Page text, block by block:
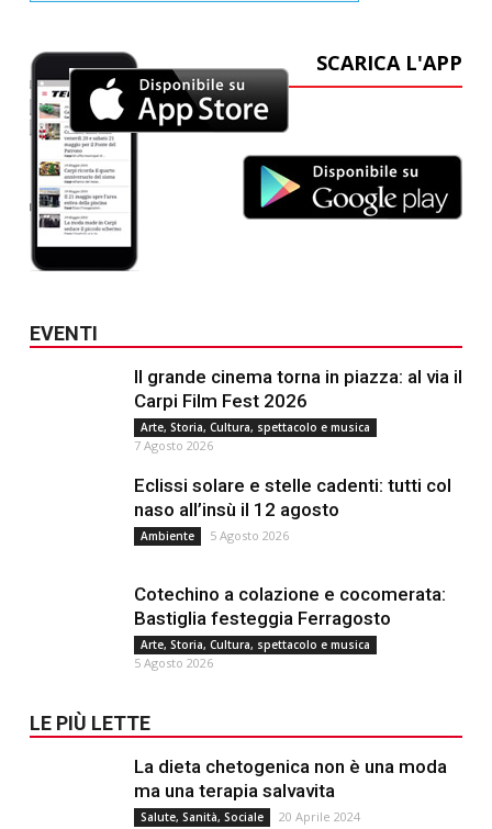
SCARICA L'APP
EVENTI
Il grande cinema torna in piazza: al via il
Carpi Film Fest 2026
Arte, Storia, Cultura, spettacolo e musica
7 Agosto 2026
Eclissi solare e stelle cadenti: tutti col
naso all’insù il 12 agosto
Ambiente 5 Agosto 2026
Cotechino a colazione e cocomerata:
Bastiglia festeggia Ferragosto
Arte, Storia, Cultura, spettacolo e musica
5 Agosto 2026
LE PIÙ LETTE
La dieta chetogenica non è una moda
ma una terapia salvavita
Salute, Sanità, Sociale 20 Aprile 2024